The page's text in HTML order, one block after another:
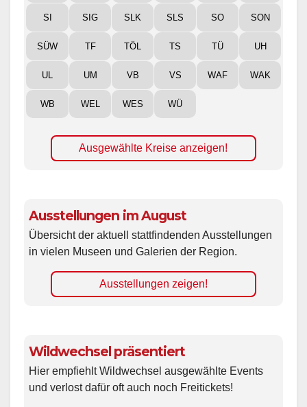
SI SIG SLK SLS SO SON
SÜW TF TÖL TS TÜ UH
UL UM VB VS WAF WAK
WB WEL WES WÜ
Ausgewählte Kreise anzeigen!
Ausstellungen im August
Übersicht der aktuell stattfindenden Ausstellungen
in vielen Museen und Galerien der Region.
Ausstellungen zeigen!
Wildwechsel präsentiert
Hier empfiehlt Wildwechsel ausgewählte Events
und verlost dafür oft auch noch Freitickets!